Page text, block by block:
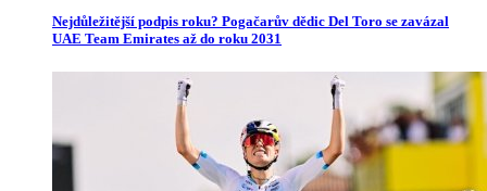
Nejdůležitější podpis roku? Pogačarův dědic Del Toro se zavázal
UAE Team Emirates až do roku 2031